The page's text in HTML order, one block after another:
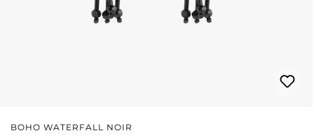
BOHO WATERFALL NOIR